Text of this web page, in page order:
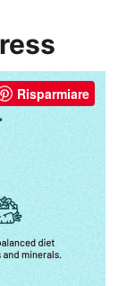
Risparmiare